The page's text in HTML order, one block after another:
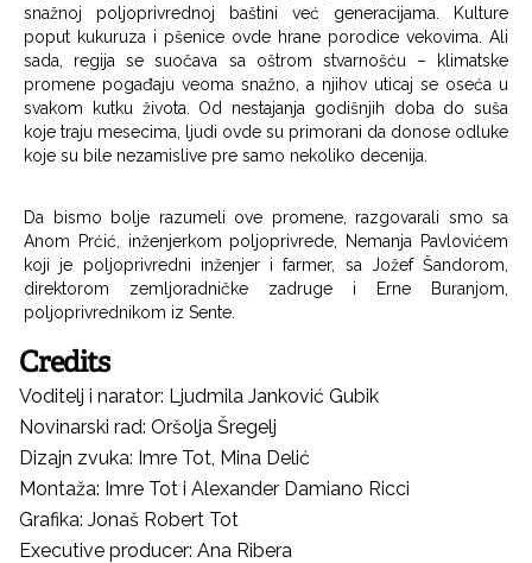
snažnoj poljoprivrednoj baštini već generacijama. Kulture
poput kukuruza i pšenice ovde hrane porodice vekovima. Ali
sada, regija se suočava sa oštrom stvarnošću – klimatske
promene pogađaju veoma snažno, a njihov uticaj se oseća u
svakom kutku života. Od nestajanja godišnjih doba do suša
koje traju mesecima, ljudi ovde su primorani da donose odluke
koje su bile nezamislive pre samo nekoliko decenija.
Da bismo bolje razumeli ove promene, razgovarali smo sa
Anom Prćić, inženjerkom poljoprivrede, Nemanja Pavlovićem
koji je poljoprivredni inženjer i farmer, sa Jožef Šandorom,
direktorom zemljoradničke zadruge i Erne Buranjom,
poljoprivrednikom iz Sente.
Credits
Voditelj i narator: Ljudmila Janković Gubik
Novinarski rad: Oršolja Šregelj
Dizajn zvuka: Imre Tot, Mina Delić
Montaža: Imre Tot i Alexander Damiano Ricci
Grafika: Jonaš Robert Tot
Executive producer: Ana Ribera